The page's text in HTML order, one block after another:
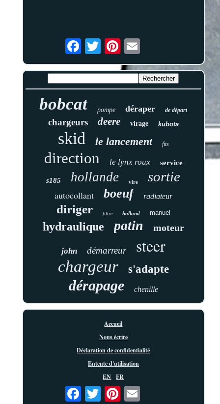
bobcat pompe déraper de départ
chargeurs deere virage kubota
skid le lancement fits
direction le lynx roux service
s185 hollande vire sortie
autocollant boeuf radiateur
diriger filtre holland manuel
hydraulique patin moteur
john démarreur steer
chargeur s'adapte
dérapage chenille
Accueil
Nous écrire
Déclaration de confidentialité
Entente d'utilisation
EN
FR